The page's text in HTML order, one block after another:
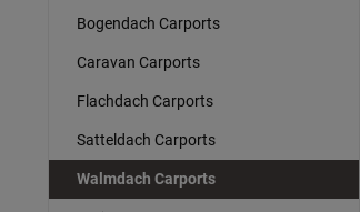
Bogendach Carports
Caravan Carports
Flachdach Carports
Satteldach Carports
Walmdach Carports